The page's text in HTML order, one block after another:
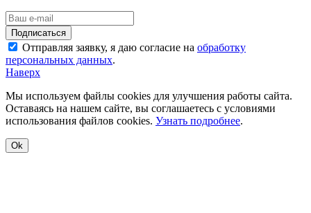
Отправляя заявку, я даю согласие на обработку
персональных данных.
Наверх
Мы используем файлы cookies для улучшения работы сайта.
Оставаясь на нашем сайте, вы соглашаетесь с условиями
использования файлов cookies. Узнать подробнее.
Ok